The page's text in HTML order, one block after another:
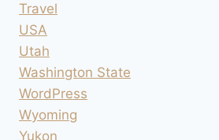
Travel
USA
Utah
Washington State
WordPress
Wyoming
Yukon